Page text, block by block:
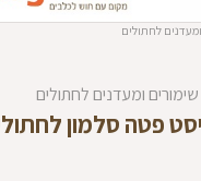
לחתולים
שימורים ומעדנים לחתולים